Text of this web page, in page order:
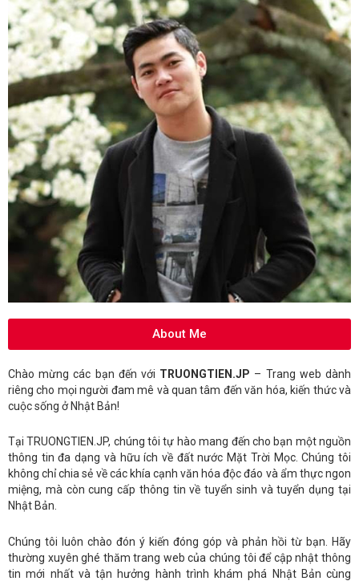
About Me
Chào mừng các bạn đến với TRUONGTIEN.JP – Trang web dành
riêng cho mọi người đam mê và quan tâm đến văn hóa, kiến thức và
cuộc sống ở Nhật Bản!
Tại TRUONGTIEN.JP, chúng tôi tự hào mang đến cho bạn một nguồn
thông tin đa dạng và hữu ích về đất nước Mặt Trời Mọc. Chúng tôi
không chỉ chia sẻ về các khía cạnh văn hóa độc đáo và ẩm thực ngon
miệng, mà còn cung cấp thông tin về tuyển sinh và tuyển dụng tại
Nhật Bản.
Chúng tôi luôn chào đón ý kiến đóng góp và phản hồi từ bạn. Hãy
thường xuyên ghé thăm trang web của chúng tôi để cập nhật thông
tin mới nhất và tận hưởng hành trình khám phá Nhật Bản cùng